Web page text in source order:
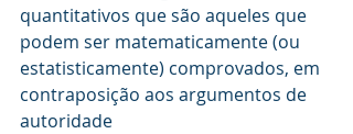
quantitativos que são aqueles que
podem ser matematicamente (ou
estatisticamente) comprovados, em
contraposição aos argumentos de
autoridade